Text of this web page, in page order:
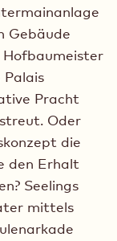
Gebäude
Hofbaumeister
Pracht
Oder
die
den Erhalt
Seelings
mittels